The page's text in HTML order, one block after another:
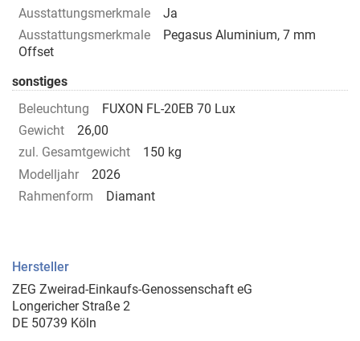
Ausstattungsmerkmale
Ja
Ausstattungsmerkmale
Pegasus Aluminium, 7 mm
Offset
sonstiges
Beleuchtung
FUXON FL-20EB 70 Lux
Gewicht
26,00
zul. Gesamtgewicht
150 kg
Modelljahr
2026
Rahmenform
Diamant
Hersteller
ZEG Zweirad-Einkaufs-Genossenschaft eG
Longericher Straße 2
DE 50739 Köln